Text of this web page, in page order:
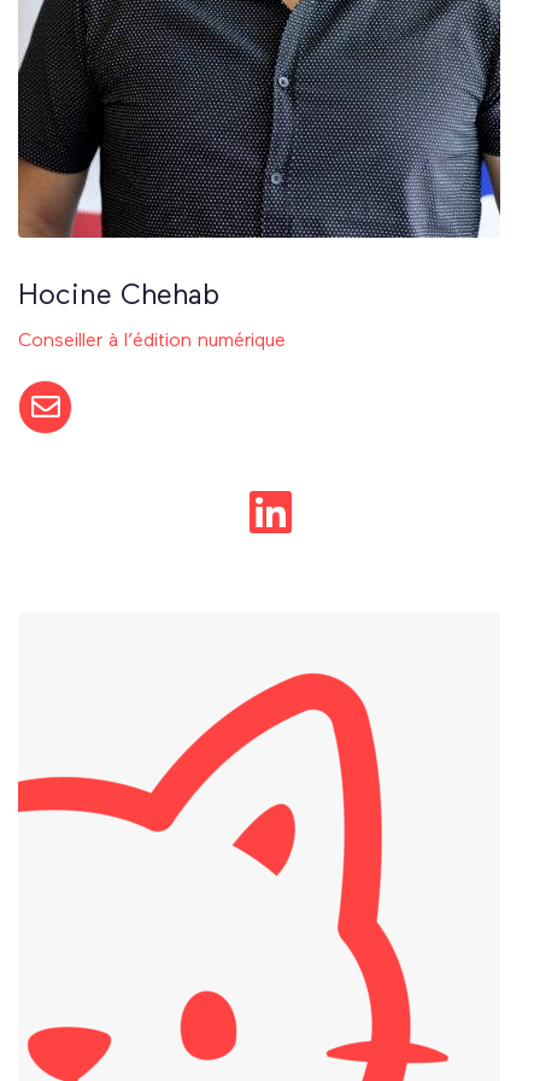
Hocine Chehab
Conseiller à l’édition numérique